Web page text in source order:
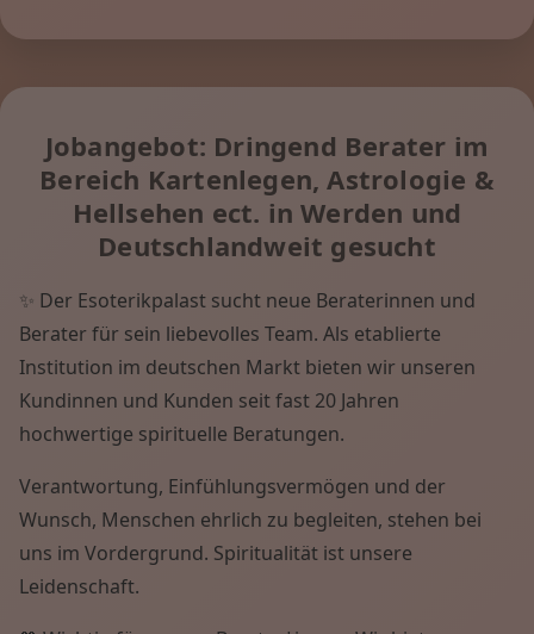
Jobangebot: Dringend Berater im
Bereich Kartenlegen, Astrologie &
Hellsehen ect. in Werden und
Deutschlandweit gesucht
✨ Der Esoterikpalast sucht neue Beraterinnen und
Berater für sein liebevolles Team. Als etablierte
Institution im deutschen Markt bieten wir unseren
Kundinnen und Kunden seit fast 20 Jahren
hochwertige spirituelle Beratungen.
Verantwortung, Einfühlungsvermögen und der
Wunsch, Menschen ehrlich zu begleiten, stehen bei
uns im Vordergrund. Spiritualität ist unsere
Leidenschaft.